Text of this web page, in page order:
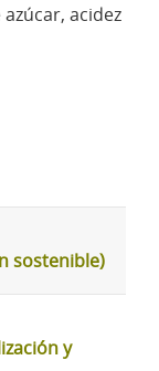
acidez
sostenible)
y